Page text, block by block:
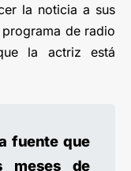
la noticia a sus
de radio
la actriz está
fuente que
meses de